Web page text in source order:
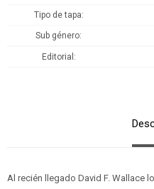
Tipo de tapa
Sub género
Editorial
Al recién llegado David F. Wallace